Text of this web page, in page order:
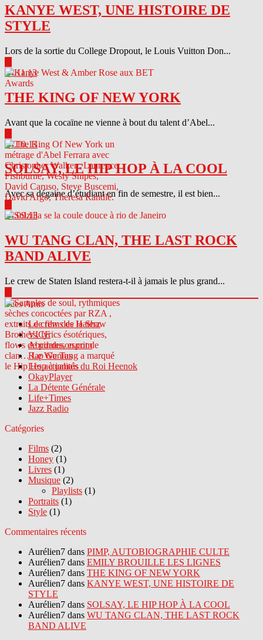
KANYE WEST, UNE HISTOIRE DE
STYLE
Lors de la sortie du College Dropout, le Louis Vuitton Don...
04.11.13
THE KING OF NEW YORK
Avant que la cocaïne ne vienne à bout du talent d’Abel...
04.10.13
SOLSAY, LE HIP HOP À LA COOL
Avec sa dégaine d’étudiant en fin de semestre, il est bien...
04.09.13
WU TANG CLAN, THE LAST ROCK
BAND ALIVE
Le crew de Staten Island restera-t-il à jamais le plus grand...
Sites Amis
Le crew des Haterz
VICE
Abcdrduson.com
Rap Genius
Les actualités du Roi Heenok
OkayPlayer
La Détente Générale
Life+Times
Jazz Radio
Catégories
Films (2)
Honey (1)
Livres (1)
Musique (2)
Playlists (1)
Portraits (1)
Style (1)
Commentaires récents
Aurélien7 dans PIMP, AUTOBIOGRAPHIE CULTE
Aurélien7 dans EMILY BROUILLE LES LIGNES
Aurélien7 dans THE KING OF NEW YORK
Aurélien7 dans KANYE WEST, UNE HISTOIRE DE
STYLE
Aurélien7 dans SOLSAY, LE HIP HOP À LA COOL
Aurélien7 dans WU TANG CLAN, THE LAST ROCK
BAND ALIVE